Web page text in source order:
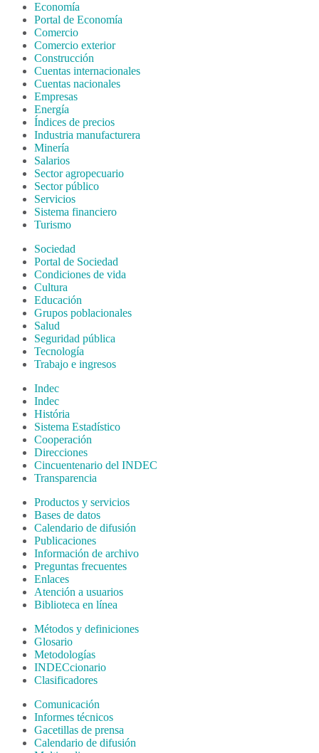
Economía
Portal de Economía
Comercio
Comercio exterior
Construcción
Cuentas internacionales
Cuentas nacionales
Empresas
Energía
Índices de precios
Industria manufacturera
Minería
Salarios
Sector agropecuario
Sector público
Servicios
Sistema financiero
Turismo
Sociedad
Portal de Sociedad
Condiciones de vida
Cultura
Educación
Grupos poblacionales
Salud
Seguridad pública
Tecnología
Trabajo e ingresos
Indec
Indec
História
Sistema Estadístico
Cooperación
Direcciones
Cincuentenario del INDEC
Transparencia
Productos y servicios
Bases de datos
Calendario de difusión
Publicaciones
Información de archivo
Preguntas frecuentes
Enlaces
Atención a usuarios
Biblioteca en línea
Métodos y definiciones
Glosario
Metodologías
INDECcionario
Clasificadores
Comunicación
Informes técnicos
Gacetillas de prensa
Calendario de difusión